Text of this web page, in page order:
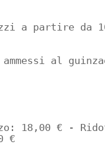
a partire da
ammessi al
18,00 € -
€